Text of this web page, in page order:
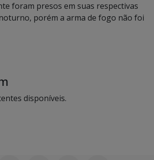
foram presos em suas respectivas
porém a arma de fogo não foi
disponíveis.